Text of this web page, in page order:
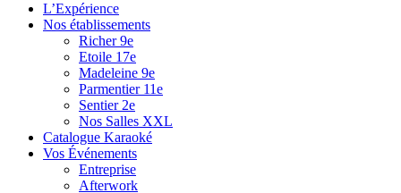
L’Expérience
Nos établissements
Richer 9e
Etoile 17e
Madeleine 9e
Parmentier 11e
Sentier 2e
Nos Salles XXL
Catalogue Karaoké
Vos Événements
Entreprise
Afterwork